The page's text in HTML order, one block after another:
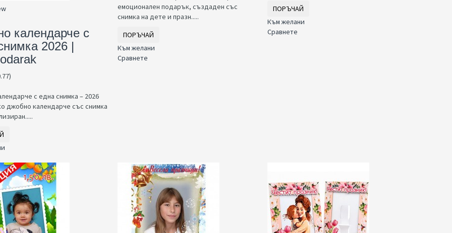
календарче с
2026 |
с една снимка – 2026
джобно календарче със снимка
емоционален подарък, създаден със
снимка на дете и празн.....
ПОРЪЧАЙ
Към желани
Сравнете
ПОРЪЧАЙ
Към желани
Сравнете